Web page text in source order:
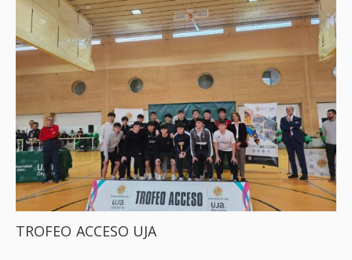
TROFEO ACCESO UJA